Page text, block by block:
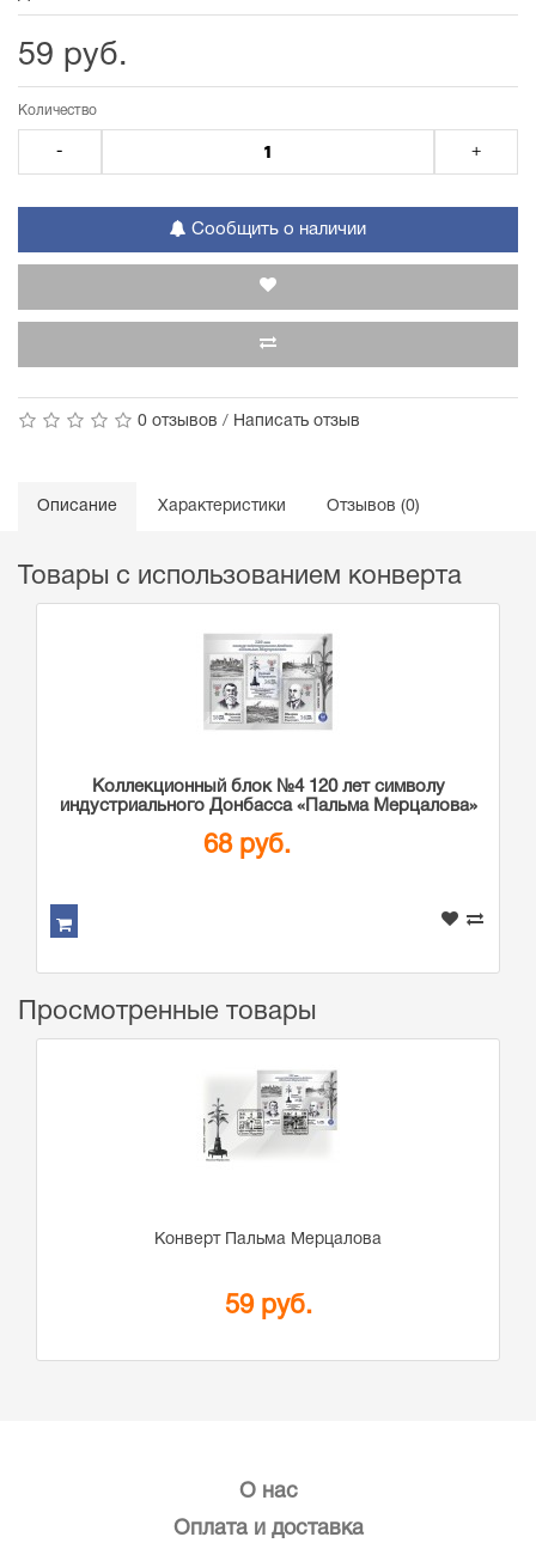
59 руб.
Количество
- +
Сообщить о наличии
0 отзывов / Написать отзыв
Описание Характеристики Отзывов (0)
Товары с использованием конверта
Коллекционный блок №4 120 лет символу
индустриального Донбасса «Пальма Мерцалова»
68 руб.
Просмотренные товары
Конверт Пальма Мерцалова
59 руб.
О нас
Оплата и доставка